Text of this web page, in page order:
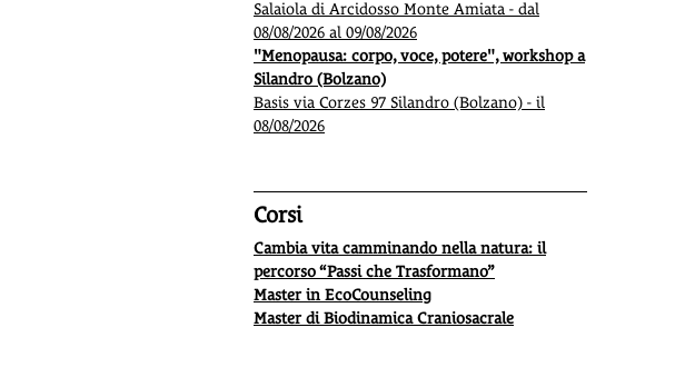
Salaiola di Arcidosso Monte Amiata - dal
08/08/2026 al 09/08/2026
"Menopausa: corpo, voce, potere", workshop a
Silandro (Bolzano)
Basis via Corzes 97 Silandro (Bolzano) - il
08/08/2026
Corsi
Cambia vita camminando nella natura: il
percorso “Passi che Trasformano”
Master in EcoCounseling
Master di Biodinamica Craniosacrale